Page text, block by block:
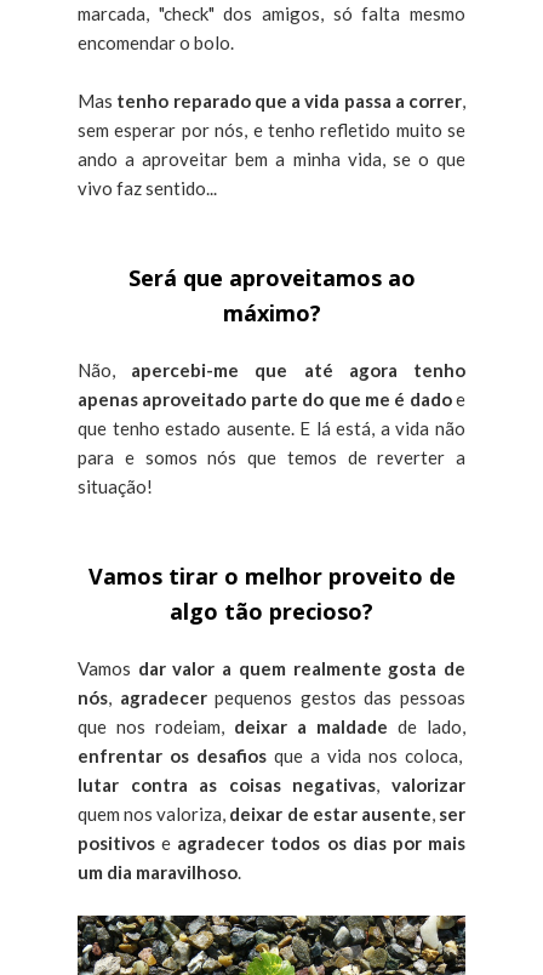
marcada, "check" dos amigos, só falta mesmo
encomendar o bolo.
Mas tenho reparado que a vida passa a correr,
sem esperar por nós, e tenho refletido muito se
ando a aproveitar bem a minha vida, se o que
vivo faz sentido...
Será que aproveitamos ao
máximo?
Não, apercebi-me que até agora tenho
apenas aproveitado parte do que me é dadoe
que tenho estado ausente. E lá está, a vida não
para e somos nós que temos de reverter a
situação!
Vamos tirar o melhor proveito de
algo tão precioso?
Vamos dar valor a quem realmente gosta de
nós, agradecerpequenos gestos das pessoas
que nos rodeiam, deixar a maldade de lado,
enfrentar os desafios que a vida nos coloca,
lutar contra as coisas negativas, valorizar
quem nos valoriza, deixar de estar ausente, ser
positivos e agradecer todos os dias por mais
um dia maravilhoso.